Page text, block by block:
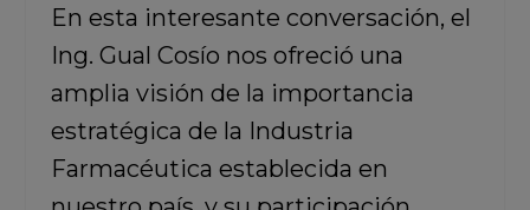
En esta interesante conversación, el
Ing. Gual Cosío nos ofreció una
amplia visión de la importancia
estratégica de la Industria
Farmacéutica establecida en